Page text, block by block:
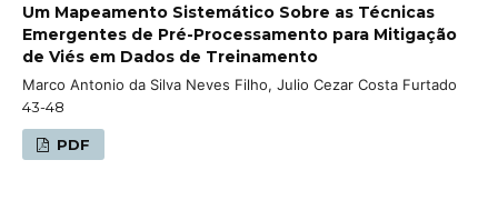
Um Mapeamento Sistemático Sobre as Técnicas
Emergentes de Pré-Processamento para Mitigação
de Viés em Dados de Treinamento
Marco Antonio da Silva Neves Filho, Julio Cezar Costa Furtado
43-48
PDF